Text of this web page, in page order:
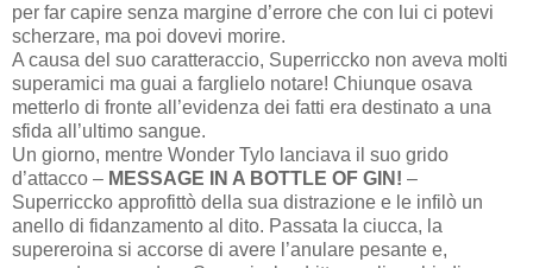
per far capire senza margine d’errore che con lui ci potevi
scherzare, ma poi dovevi morire.
A causa del suo caratteraccio, Superriccko non aveva molti
superamici ma guai a farglielo notare! Chiunque osava
metterlo di fronte all’evidenza dei fatti era destinato a una
sfida all’ultimo sangue.
Un giorno, mentre Wonder Tylo lanciava il suo grido
d’attacco – MESSAGE IN A BOTTLE OF GIN! –
Superriccko approfittò della sua distrazione e le infilò un
anello di fidanzamento al dito. Passata la ciucca, la
supereroina si accorse di avere l’anulare pesante e,